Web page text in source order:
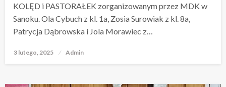
KOLĘD i PASTORAŁEK zorganizowanym przez MDK w
Sanoku. Ola Cybuch z kl. 1a, Zosia Surowiak z kl. 8a,
Patrycja Dąbrowska i Jola Morawiec z…
Opublikowane
3 lutego, 2025 Admin